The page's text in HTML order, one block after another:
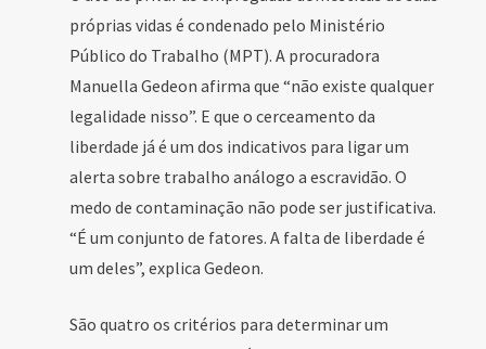
próprias vidas é condenado pelo Ministério
Público do Trabalho (MPT). A procuradora
Manuella Gedeon afirma que “não existe qualquer
legalidade nisso”. E que o cerceamento da
liberdade já é um dos indicativos para ligar um
alerta sobre trabalho análogo a escravidão. O
medo de contaminação não pode ser justificativa.
“É um conjunto de fatores. A falta de liberdade é
um deles”, explica Gedeon.
São quatro os critérios para determinar um